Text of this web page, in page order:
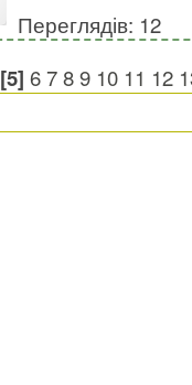
Переглядів: 12
[5] 6 7 8 9 10 11 12